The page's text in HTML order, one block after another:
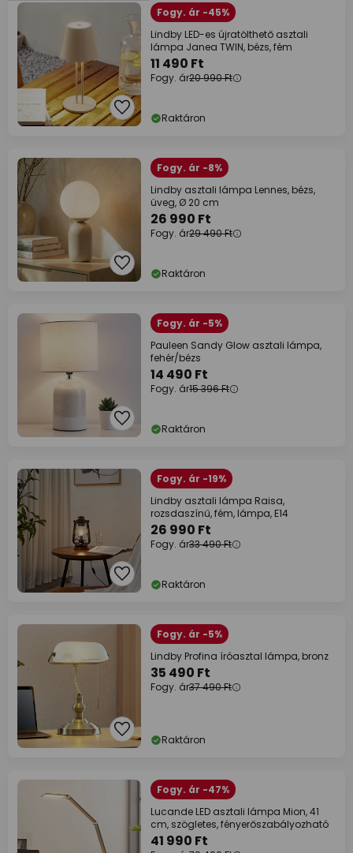
Fogy. ár -45%
Lindby LED-es újratölthető asztali
lámpa Janea TWIN, bézs, fém
11 490 Ft
Fogy. ár20 990 Ft
Raktáron
Fogy. ár -8%
Lindby asztali lámpa Lennes, bézs,
üveg, Ø 20 cm
26 990 Ft
Fogy. ár29 490 Ft
Raktáron
Fogy. ár -5%
Pauleen Sandy Glow asztali lámpa,
fehér/bézs
14 490 Ft
Fogy. ár15 396 Ft
Raktáron
Fogy. ár -19%
Lindby asztali lámpa Raisa,
rozsdaszínű, fém, lámpa, E14
26 990 Ft
Fogy. ár33 490 Ft
Raktáron
Fogy. ár -5%
Lindby Profina íróasztal lámpa, bronz
35 490 Ft
Fogy. ár37 490 Ft
Raktáron
Fogy. ár -47%
Lucande LED asztali lámpa Mion, 41
cm, szögletes, fényerőszabályozható
41 990 Ft